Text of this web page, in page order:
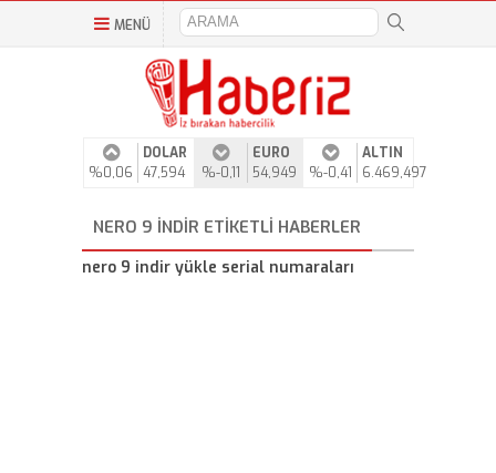
MENÜ
%0,06
DOLAR
47,594
%-0,11
EURO
54,949
%-0,41
ALTIN
6.469,497
NERO 9 INDIR ETIKETLI HABERLER
nero 9 indir yükle serial numaraları